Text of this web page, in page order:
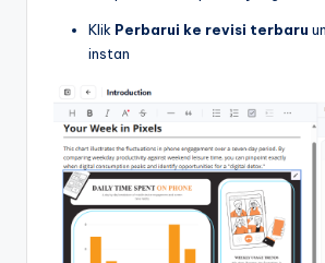
Klik Perbarui ke revisi terbaru
instan